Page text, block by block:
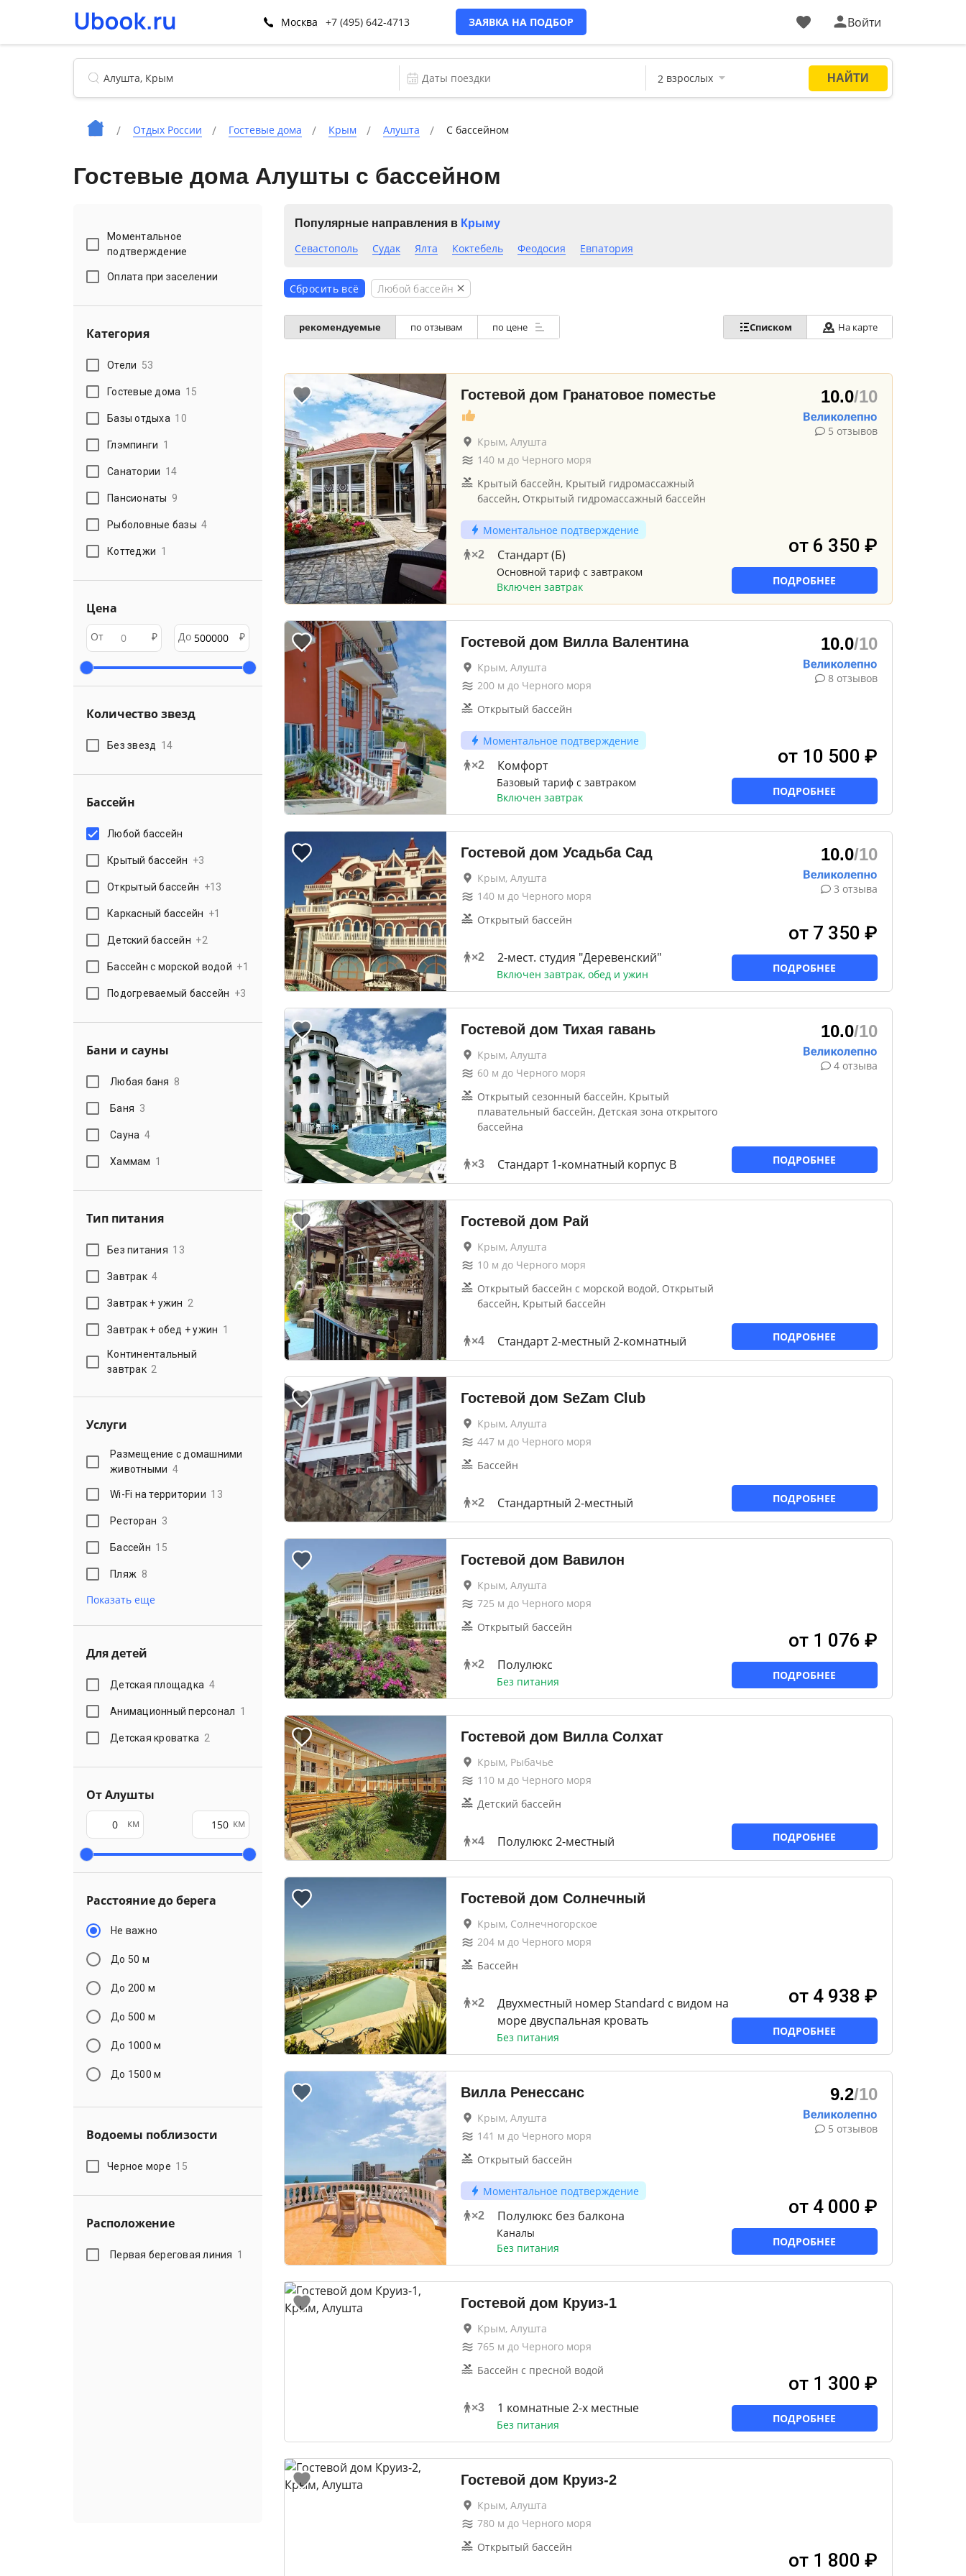
Москва +7 (495) 642-4713 ЗАЯВКА НА ПОДБОР Войти
Отдых России Гостевые дома Крым Алушта C бассейном
Гостевые дома Алушты с бассейном
Моментальное
подтверждение
Оплата при заселении
Категория
Отели 53
Гостевые дома 15
Базы отдыха 10
Глэмпинги 1
Санатории 14
Пансионаты 9
Рыболовные базы 4
Коттеджи 1
Цена
От ₽ До ₽
Количество звезд
Без звезд 14
Бассейн
Любой бассейн
Крытый бассейн +3
Открытый бассейн +13
Каркасный бассейн +1
Детский бассейн +2
Бассейн с морской водой +1
Подогреваемый бассейн +3
Бани и сауны
Любая баня 8
Баня 3
Сауна 4
Хаммам 1
Тип питания
Без питания 13
Завтрак 4
Завтрак + ужин 2
Завтрак + обед + ужин 1
Континентальный
завтрак 2
Услуги
Размещение с домашними
животными 4
Wi-Fi на территории 13
Ресторан 3
Бассейн 15
Пляж 8
Показать еще
Для детей
Детская площадка 4
Анимационный персонал 1
Детская кроватка 2
От Алушты
км км
Расстояние до берега
Не важно
До 50 м
До 200 м
До 500 м
До 1000 м
До 1500 м
Водоемы поблизости
Черное море 15
Расположение
Первая береговая линия 1
Популярные направления в Крыму
Севастополь Судак Ялта Коктебель Феодосия Евпатория
Сбросить всё Любой бассейн
рекомендуемые по отзывам по цене Списком На карте
Гостевой дом Гранатовое поместье
Крым, Алушта
140м до Черного моря
Крытый бассейн, Крытый гидромассажный
бассейн, Открытый гидромассажный бассейн
Моментальное подтверждение
×2 Стандарт (Б)
Основной тариф с завтраком
Включен завтрак
10.0/10
5 отзывов
от 6 350 ₽
ПОДРОБНЕЕ
Гостевой дом Вилла Валентина
Крым, Алушта
200м до Черного моря
Открытый бассейн
Моментальное подтверждение
×2 Комфорт
Базовый тариф с завтраком
Включен завтрак
10.0/10
8 отзывов
от 10 500 ₽
ПОДРОБНЕЕ
Гостевой дом Усадьба Сад
Крым, Алушта
140м до Черного моря
Открытый бассейн
×2 2-мест. студия "Деревенский"
Включен завтрак, обед и ужин
10.0/10
3 отзыва
от 7 350 ₽
ПОДРОБНЕЕ
Гостевой дом Тихая гавань
Крым, Алушта
60м до Черного моря
Открытый сезонный бассейн, Крытый
плавательный бассейн, Детская зона открытого
бассейна
×3 Стандарт 1-комнатный корпус В
10.0/10
4 отзыва
ПОДРОБНЕЕ
Гостевой дом Рай
Крым, Алушта
10м до Черного моря
Открытый бассейн с морской водой, Открытый
бассейн, Крытый бассейн
×4 Стандарт 2-местный 2-комнатный ПОДРОБНЕЕ
Гостевой дом SeZam Club
Крым, Алушта
447м до Черного моря
Бассейн
×2 Стандартный 2-местный ПОДРОБНЕЕ
Гостевой дом Вавилон
Крым, Алушта
725 м до Черного моря
Открытый бассейн
×2 Полулюкс
Без питания
от 1 076 ₽
ПОДРОБНЕЕ
Гостевой дом Вилла Солхат
Крым, Рыбачье
110м до Черного моря
Детский бассейн
×4 Полулюкс 2-местный ПОДРОБНЕЕ
Гостевой дом Солнечный
Крым, Солнечногорское
204м до Черного моря
Бассейн
×2
Двухместный номер Standard с видом на
море двуспальная кровать
Без питания
от 4 938 ₽
ПОДРОБНЕЕ
Вилла Ренессанс
Крым, Алушта
141 м до Черного моря
Открытый бассейн
Моментальное подтверждение
×2 Полулюкс без балкона
Каналы
Без питания
9.2/10
5 отзывов
от 4 000 ₽
ПОДРОБНЕЕ
Гостевой дом Круиз-1
Крым, Алушта
765 м до Черного моря
Бассейн с пресной водой
×3 1 комнатные 2-х местные
Без питания
от 1 300 ₽
ПОДРОБНЕЕ
Гостевой дом Круиз-2
Крым, Алушта
780м до Черного моря
Открытый бассейн
от 1 800 ₽